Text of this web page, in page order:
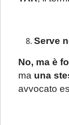
Serve
No, ma è
ma una
avvocato